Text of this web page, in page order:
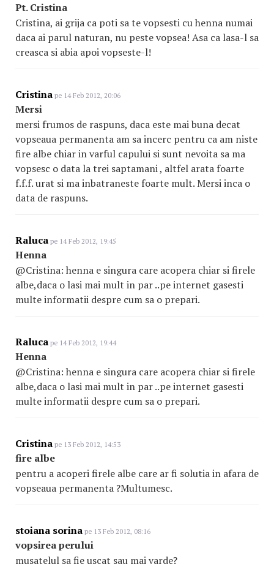
Pt. Cristina
Cristina, ai grija ca poti sa te vopsesti cu henna numai
daca ai parul naturan, nu peste vopsea! Asa ca lasa-l sa
creasca si abia apoi vopseste-l!
Cristina pe 14 Feb 2012, 20:06
Mersi
mersi frumos de raspuns, daca este mai buna decat
vopseaua permanenta am sa incerc pentru ca am niste
fire albe chiar in varful capului si sunt nevoita sa ma
vopsesc o data la trei saptamani , altfel arata foarte
f.f.f. urat si ma inbatraneste foarte mult. Mersi inca o
data de raspuns.
Raluca pe 14 Feb 2012, 19:45
Henna
@Cristina: henna e singura care acopera chiar si firele
albe,daca o lasi mai mult in par ..pe internet gasesti
multe informatii despre cum sa o prepari.
Raluca pe 14 Feb 2012, 19:44
Henna
@Cristina: henna e singura care acopera chiar si firele
albe,daca o lasi mai mult in par ..pe internet gasesti
multe informatii despre cum sa o prepari.
Cristina pe 13 Feb 2012, 14:53
fire albe
pentru a acoperi firele albe care ar fi solutia in afara de
vopseaua permanenta ?Multumesc.
stoiana sorina pe 13 Feb 2012, 08:16
vopsirea perului
musatelul sa fie uscat sau mai varde?